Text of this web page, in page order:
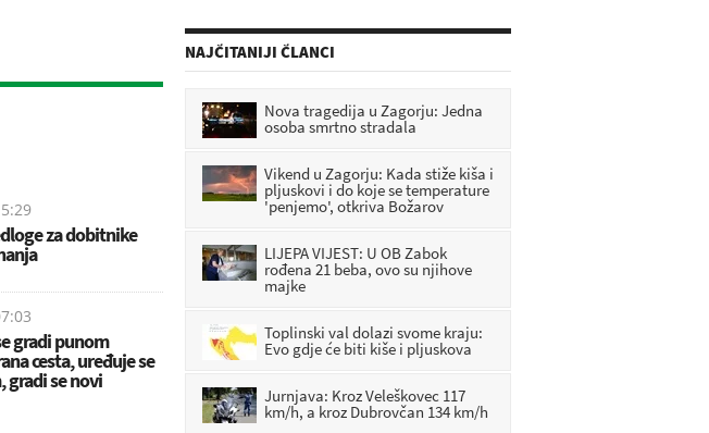
za dobitnike
gradi punom
cesta, uređuje se
gradi se novi
NAJČITANIJI ČLANCI
Nova tragedija u Zagorju: Jedna
osoba smrtno stradala
Vikend u Zagorju: Kada stiže kiša i
pljuskovi i do koje se temperature
'penjemo', otkriva Božarov
LIJEPA VIJEST: U OB Zabok
rođena 21 beba, ovo su njihove
majke
Toplinski val dolazi svome kraju:
Evo gdje će biti kiše i pljuskova
Jurnjava: Kroz Veleškovec 117
km/h, a kroz Dubrovčan 134 km/h